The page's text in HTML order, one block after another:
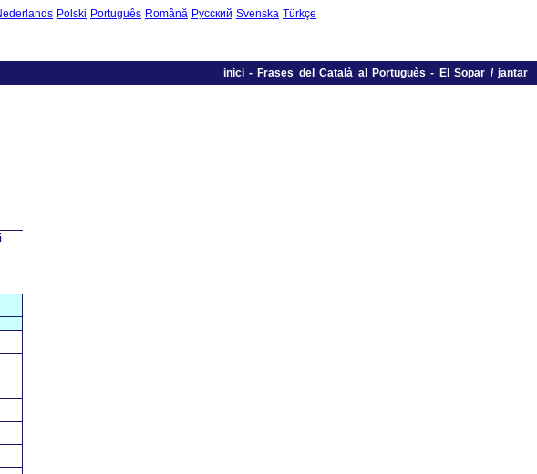
Polski Português Română Русский Svenska Türkçe
inici- Frases del Català al Portuguès - El Sopar / jantar